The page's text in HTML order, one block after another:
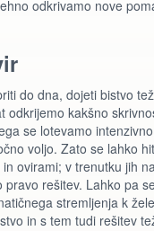
odkrivamo nove
do dna, dojeti bistvo
odkrijemo kakšno
se lotevamo
voljo. Zato se lahko
ovirami; v trenutku jih
pravo rešitev. Lahko pa
stremljenja k
in s tem tudi rešitev